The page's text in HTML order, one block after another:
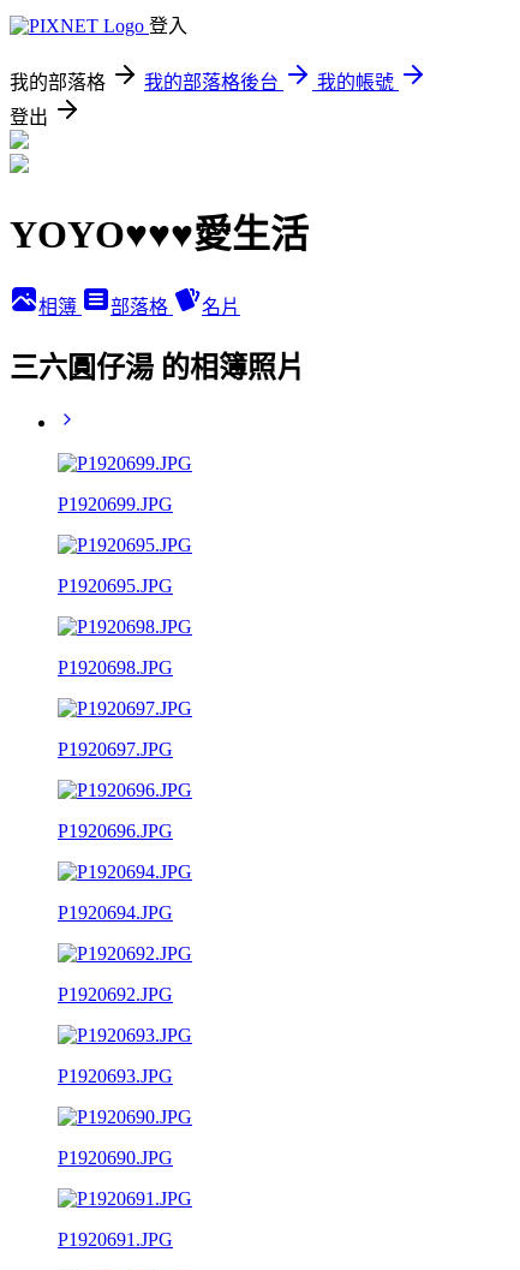
登入
我的部落格 我的部落格後台
我的帳號
登出
YOYO♥♥♥愛生活
相簿 部落格 名片
三六圓仔湯 的相簿照片
P1920699.JPG
P1920695.JPG
P1920698.JPG
P1920697.JPG
P1920696.JPG
P1920694.JPG
P1920692.JPG
P1920693.JPG
P1920690.JPG
P1920691.JPG